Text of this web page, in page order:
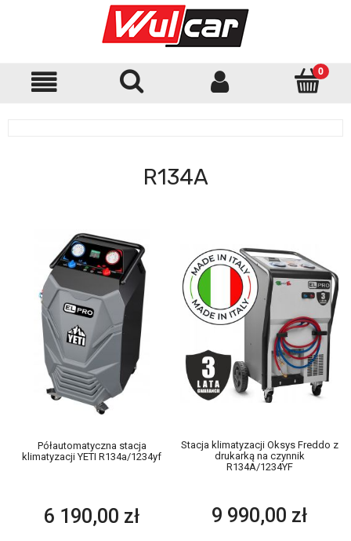
R134A
Półautomatyczna stacja
klimatyzacji YETI R134a/1234yf
6 190,00 zł
Stacja klimatyzacji Oksys Freddo z
drukarką na czynnik
R134A/1234YF
9 990,00 zł